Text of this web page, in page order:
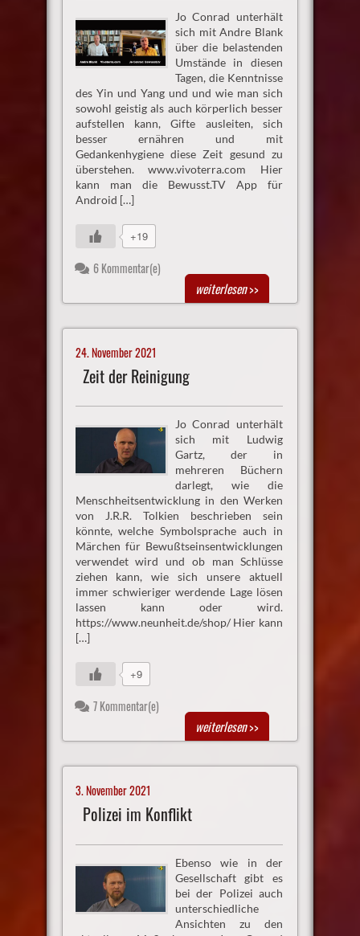
Jo Conrad unterhält
sich mit Andre Blank
über die belastenden
Umstände in diesen
Tagen, die Kenntnisse
des Yin und Yang und und wie man sich
sowohl geistig als auch körperlich besser
aufstellen kann, Gifte ausleiten, sich
besser ernähren und mit
Gedankenhygiene diese Zeit gesund zu
überstehen. www.vivoterra.com Hier
kann man die Bewusst.TV App für
Android […]
+19
6 Kommentar(e)
weiterlesen>>
24. November 2021
Zeit der Reinigung
Jo Conrad unterhält
sich mit Ludwig
Gartz, der in
mehreren Büchern
darlegt, wie die
Menschheitsentwicklung in den Werken
von J.R.R. Tolkien beschrieben sein
könnte, welche Symbolsprache auch in
Märchen für Bewußtseinsentwicklungen
verwendet wird und ob man Schlüsse
ziehen kann, wie sich unsere aktuell
immer schwieriger werdende Lage lösen
lassen kann oder wird.
https://www.neunheit.de/shop/ Hier kann
[…]
+9
7 Kommentar(e)
weiterlesen>>
3. November 2021
Polizei im Konflikt
Ebenso wie in der
Gesellschaft gibt es
bei der Polizei auch
unterschiedliche
Ansichten zu den